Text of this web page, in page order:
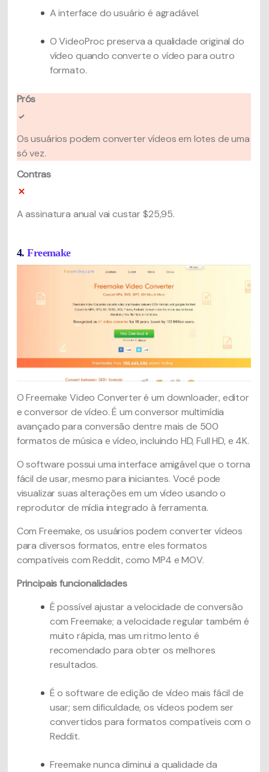
A interface do usuário é agradável.
O VideoProc preserva a qualidade original do
vídeo quando converte o vídeo para outro
formato.
Prós
Os usuários podem converter vídeos em lotes de uma
só vez.
Contras
A assinatura anual vai custar $25,95.
4. Freemake
O Freemake Video Converter é um downloader, editor
e conversor de vídeo. É um conversor multimídia
avançado para conversão dentre mais de 500
formatos de música e vídeo, incluindo HD, Full HD, e 4K.
O software possui uma interface amigável que o torna
fácil de usar, mesmo para iniciantes. Você pode
visualizar suas alterações em um vídeo usando o
reprodutor de mídia integrado à ferramenta.
Com Freemake, os usuários podem converter vídeos
para diversos formatos, entre eles formatos
compatíveis com Reddit, como MP4 e MOV.
Principais funcionalidades
É possível ajustar a velocidade de conversão
com Freemake; a velocidade regular também é
muito rápida, mas um ritmo lento é
recomendado para obter os melhores
resultados.
É o software de edição de vídeo mais fácil de
usar; sem dificuldade, os vídeos podem ser
convertidos para formatos compatíveis com o
Reddit.
Freemake nunca diminui a qualidade da